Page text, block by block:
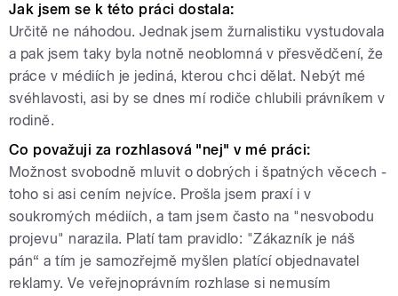
Jak jsem se k této práci dostala:
Určitě ne náhodou. Jednak jsem žurnalistiku vystudovala
a pak jsem taky byla notně neoblomná v přesvědčení, že
práce v médiích je jediná, kterou chci dělat. Nebýt mé
svéhlavosti, asi by se dnes mí rodiče chlubili právníkem v
rodině.
Co považuji za rozhlasová "nej" v mé práci:
Možnost svobodně mluvit o dobrých i špatných věcech -
toho si asi cením nejvíce. Prošla jsem praxí i v
soukromých médiích, a tam jsem často na "nesvobodu
projevu" narazila. Platí tam pravidlo: "Zákazník je náš
pán“ a tím je samozřejmě myšlen platící objednavatel
reklamy. Ve veřejnoprávním rozhlase si nemusím